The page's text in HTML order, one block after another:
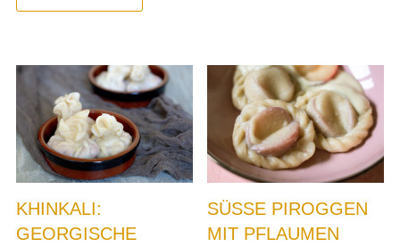
KHINKALI:
GEORGISCHE
SÜSSE PIROGGEN M
IT PFLAUMEN